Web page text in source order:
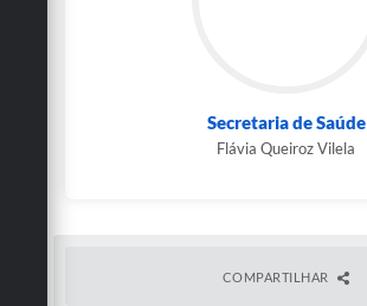
Secretaria de Saúde
Flávia Queiroz Vilela
COMPARTILHAR